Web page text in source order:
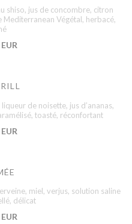
shiso, jus de concombre, citron
Végétal, herbacé,
de noisette, jus d’ananas,
toasté, réconfortant
miel, verjus, solution saline
délicat